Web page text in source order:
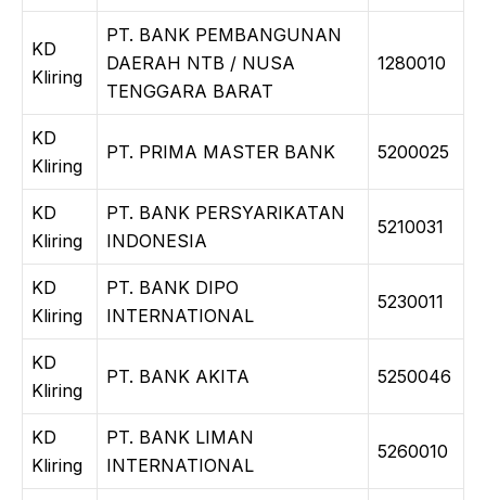
KD
Kliring
PT. BANK PEMBANGUNAN
DAERAH NTB / NUSA
TENGGARA BARAT
1280010
KD
Kliring
PT. PRIMA MASTER BANK 5200025
KD
Kliring
PT. BANK PERSYARIKATAN
INDONESIA
5210031
KD
Kliring
PT. BANK DIPO
INTERNATIONAL
5230011
KD
Kliring
PT. BANK AKITA 5250046
KD
Kliring
PT. BANK LIMAN
INTERNATIONAL
5260010